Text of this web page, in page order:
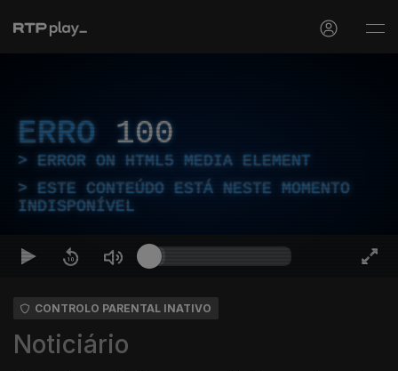
ERRO 100
ERROR ON HTML5 MEDIA ELEMENT
ESTE CONTEÚDO ESTÁ NESTE MOMENTO
INDISPONÍVEL
CONTROLO PARENTAL INATIVO
Noticiário